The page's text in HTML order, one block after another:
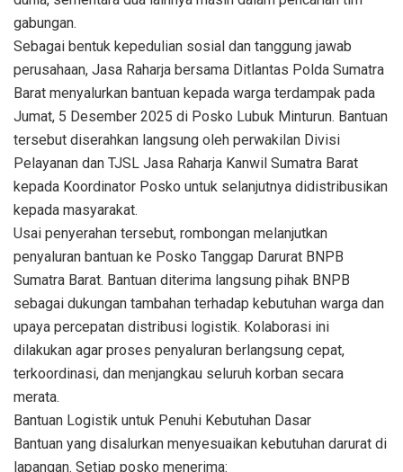
gabungan.
Sebagai bentuk kepedulian sosial dan tanggung jawab
perusahaan, Jasa Raharja bersama Ditlantas Polda Sumatra
Barat menyalurkan bantuan kepada warga terdampak pada
Jumat, 5 Desember 2025 di Posko Lubuk Minturun. Bantuan
tersebut diserahkan langsung oleh perwakilan Divisi
Pelayanan dan TJSL Jasa Raharja Kanwil Sumatra Barat
kepada Koordinator Posko untuk selanjutnya didistribusikan
kepada masyarakat.
Usai penyerahan tersebut, rombongan melanjutkan
penyaluran bantuan ke Posko Tanggap Darurat BNPB
Sumatra Barat. Bantuan diterima langsung pihak BNPB
sebagai dukungan tambahan terhadap kebutuhan warga dan
upaya percepatan distribusi logistik. Kolaborasi ini
dilakukan agar proses penyaluran berlangsung cepat,
terkoordinasi, dan menjangkau seluruh korban secara
merata.
Bantuan Logistik untuk Penuhi Kebutuhan Dasar
Bantuan yang disalurkan menyesuaikan kebutuhan darurat di
lapangan. Setiap posko menerima: